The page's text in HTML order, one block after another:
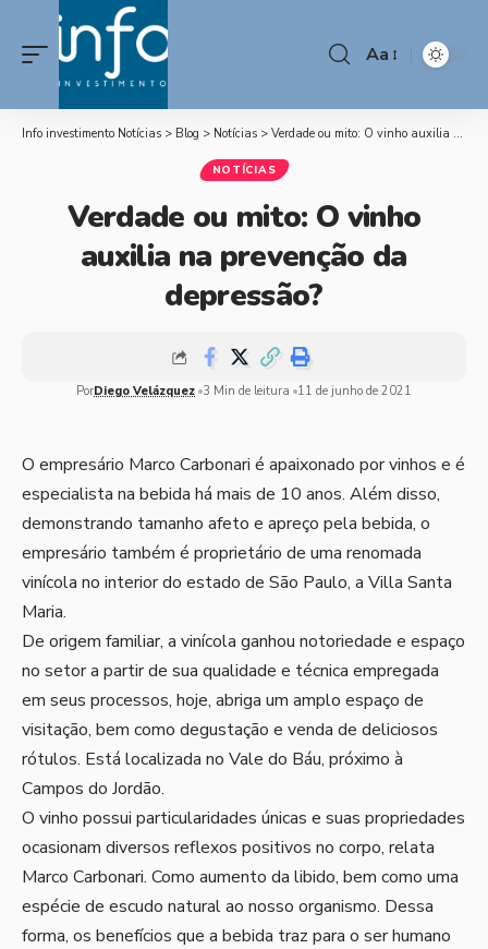
Aa
Info investimento Notícias > Blog > Notícias > Verdade ou mito: O vinho auxilia na prevenção da depressão?
NOTÍCIAS
Verdade ou mito: O vinho
auxilia na prevenção da
depressão?
PorDiego Velázquez 3 Min de leitura 11 de junho de 2021
O empresário Marco Carbonari é apaixonado por vinhos e é
especialista na bebida há mais de 10 anos. Além disso,
demonstrando tamanho afeto e apreço pela bebida, o
empresário também é proprietário de uma renomada
vinícola no interior do estado de São Paulo, a Villa Santa
Maria.
De origem familiar, a vinícola ganhou notoriedade e espaço
no setor a partir de sua qualidade e técnica empregada
em seus processos, hoje, abriga um amplo espaço de
visitação, bem como degustação e venda de deliciosos
rótulos. Está localizada no Vale do Báu, próximo à
Campos do Jordão.
O vinho possui particularidades únicas e suas propriedades
ocasionam diversos reflexos positivos no corpo, relata
Marco Carbonari. Como aumento da libido, bem como uma
espécie de escudo natural ao nosso organismo. Dessa
forma, os benefícios que a bebida traz para o ser humano